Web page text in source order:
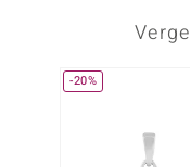
-20%